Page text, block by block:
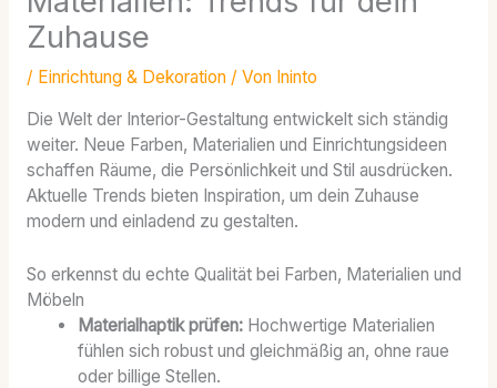
Zuhause
/ Einrichtung & Dekoration/ Von Ininto
Die Welt der Interior-Gestaltung entwickelt sich ständig
weiter. Neue Farben, Materialien und Einrichtungsideen
schaffen Räume, die Persönlichkeit und Stil ausdrücken.
Aktuelle Trends bieten Inspiration, um dein Zuhause
modern und einladend zu gestalten.
So erkennst du echte Qualität bei Farben, Materialien und
Möbeln
Materialhaptik prüfen: Hochwertige Materialien
fühlen sich robust und gleichmäßig an, ohne raue
oder billige Stellen.